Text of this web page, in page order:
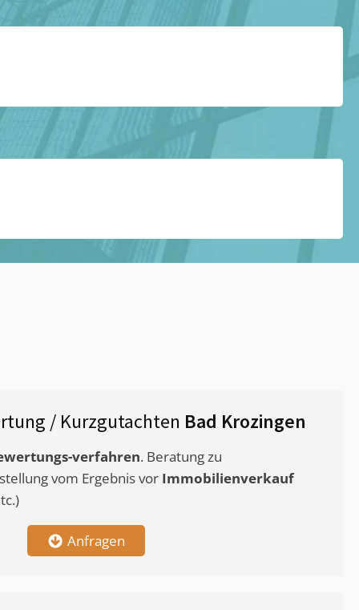
/ Kurzgutachten Bad Krozingen
verfahren. Beratung zu
vom Ergebnis vor Immobilienverkauf
Anfragen